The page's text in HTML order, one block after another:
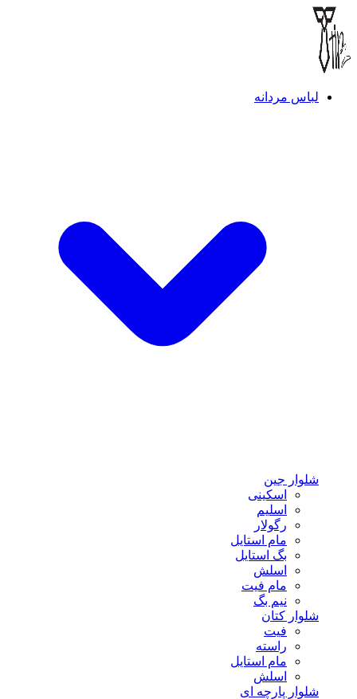
لباس مردانه
شلوار جین
اسکینی
اسلیم
رگولار
مام استایل
بگ استایل
اسلش
مام فیت
نیم بگ
شلوار کتان
فیت
راسته
مام استایل
اسلش
شلوار پارچه ای